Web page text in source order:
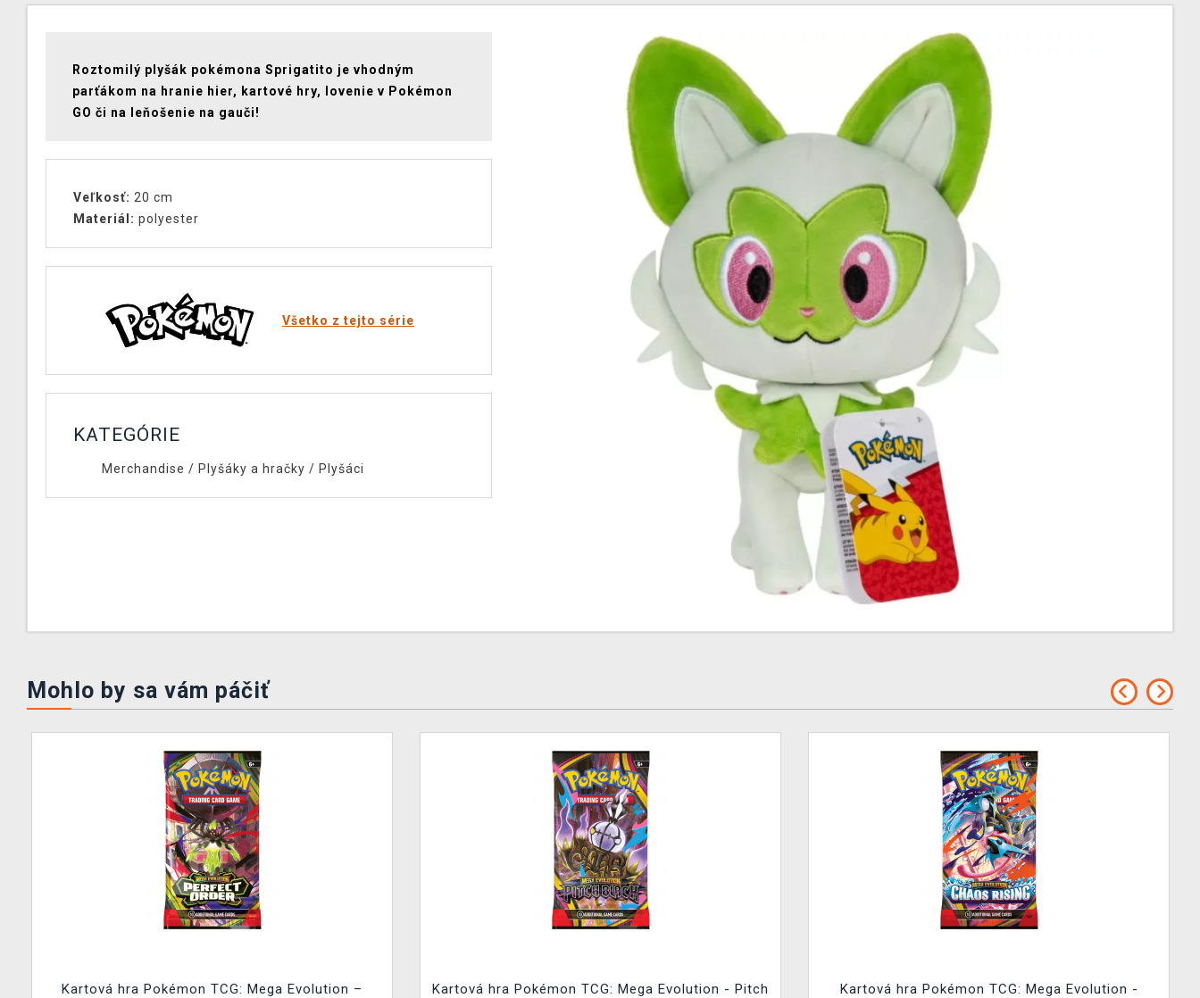
Roztomilý plyšák pokémona Sprigatito je vhodným
parťákom na hranie hier, kartové hry, lovenie v Pokémon
GO či na leňošenie na gauči!
Veľkosť: 20 cm
Materiál: polyester
Všetko z tejto série
KATEGÓRIE
Merchandise / Plyšáky a hračky / Plyšáci
Mohlo by sa vám páčiť
Kartová hra Pokémon TCG: Mega Evolution –
Kartová hra Pokémon TCG: Mega Evolution - Pitch
Kartová hra Pokémon TCG: Mega Evolution -